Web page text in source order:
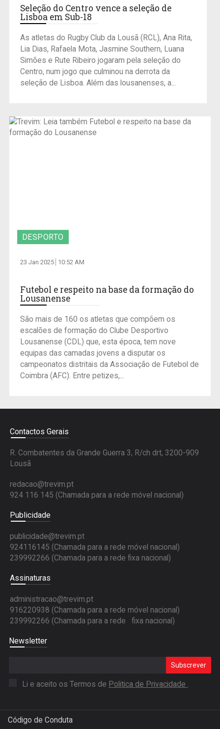
Seleção do Centro vence a seleção de
Lisboa em Sub-18
As atletas do Rugby Club da Lousã (RCL), Ana Rita,
Lia Dias, Rafaela Mota, Jasmine Southern, Luana
Simões e Rute Ribeiro jogaram pela seleção do
Centro, num jogo que culminou na derrota da
seleção de Lisboa. Além das lousanenses, a...
DESPORTO
23 Jan 2025 10:52 AM
Futebol e respeito na base da formação do
Lousanense
São mais de 160 os atletas que compõem os
escalões de formação do Clube Desportivo
Lousanense (CDL) que, esta época, tem nove
equipas das camadas jovens a disputar os
campeonatos distritais da Associação de Futebol de
Coimbra (AFC). Entre petizes,...
Contactos Gerais
R. Combatentes da Grande Guerra 3, R/ch drt, 3200-909
Lousã
redacao@trevim.pt
924 116 145 (Chamada para a rede móvel nacional)
Publicidade
publicidade@trevim.pt
924116145 (Chamada para a rede móvel nacional)
239992266 (Chamada para a rede fixa nacional)
Assinaturas
administracao@trevim.pt
916220938 (Chamada para a rede móvel nacional)
239992266 (Chamada para a rede fixa nacional)
Newsletter
Subscrever
Li e aceito os Termos de Politica de Privacidade .
Código de Conduta